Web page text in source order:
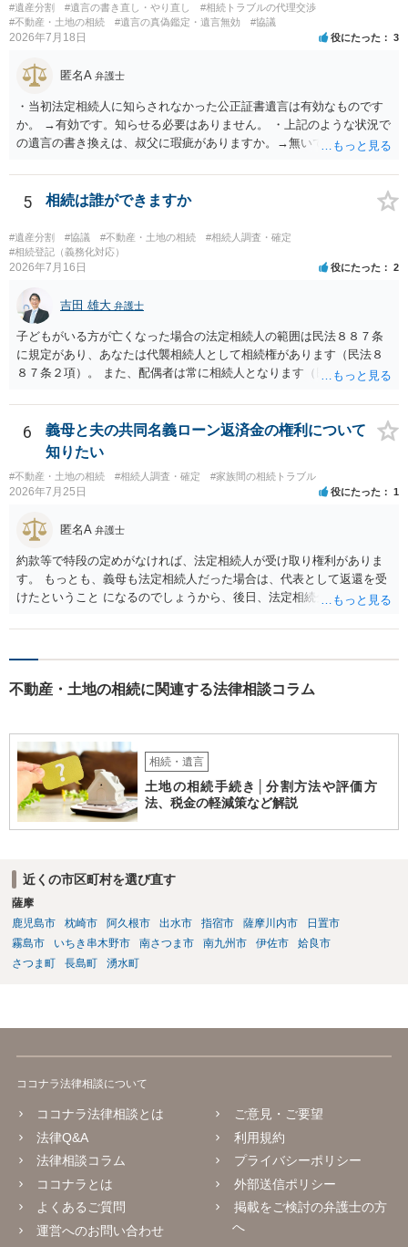
#遺産分割 #遺言の書き直し・やり直し
#相続トラブルの代理交渉
#不動産・土地の相続
#遺言の真偽鑑定・遺言無効 #協議
2026年7月18日 役にたった 3
匿名A 弁護士
・当初法定相続人に知らされなかった公正証書遺言は有効なものです
か。 →有効です。知らせる必要はありません。 ・上記のような状況で
の遺言の書き換えは、叔父に瑕疵がありますか。→無いです。 ・分割
ますか。 →本人が自由に決められますので、どこが妥当とは言えない
です。客観的な基準もありません。 ・できれば穏やかに、分割を拒否
することはできますか。 →分割を拒否するということは、遺産はいら
ないということでしょうか。遺言で、受取を指定されててもいらない
と拒否することはできます。理由を説明する必要はありません。
5 相続は誰ができますか
#遺産分割 #協議 #不動産・土地の相続
#相続人調査・確定
#相続登記（義務化対応）
2026年7月16日 役にたった 2
吉田 雄大 弁護士
子どもがいる方が亡くなった場合の法定相続人の範囲は民法８８７条
に規定があり、あなたは代襲相続人として相続権があります（民法８
８７条２項）。 また、配偶者は常に相続人となります（民法８９０
も相続権があります。つまり、孫５人に加えて「おじ又はおば」にも
相続権がある可能性があります。
6
義母と夫の共同名義ローン返済金の権利について
知りたい
#不動産・土地の相続 #相続人調査・確定 #家族間の相続トラブル
2026年7月25日 役にたった 1
匿名A 弁護士
約款等で特段の定めがなければ、法定相続人が受け取り権利がありま
す。 もっとも、義母も法定相続人だった場合は、代表として返還を受
けたということ になるのでしょうから、後日、法定相続分に基づいて
不動産・土地の相続に関連する法律相談コラム
相続・遺言
土地の相続手続き│分割方法や評価方
法、税金の軽減策など解説
近くの市区町村を選び直す
薩摩
鹿児島市
枕崎市 阿久根市 出水市 指宿市 薩摩川内市
日置市
霧島市
いちき串木野市 南さつま市 南九州市 伊佐市
姶良市
さつま町
長島町 湧水町
ココナラ法律相談について
ココナラ法律相談とは
法律Q&A
法律相談コラム
ココナラとは
よくあるご質問
運営へのお問い合わせ
ご意見・ご要望
利用規約
プライバシーポリシー
外部送信ポリシー
掲載をご検討の弁護士の方
へ